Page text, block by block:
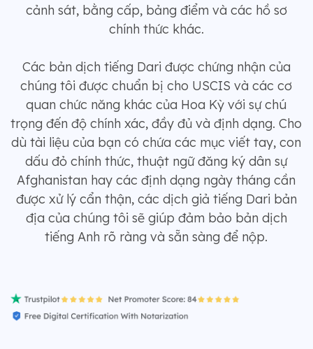
cảnh sát, bằng cấp, bảng điểm và các hồ sơ
chính thức khác.
Các bản dịch tiếng Dari được chứng nhận của
chúng tôi được chuẩn bị cho USCIS và các cơ
quan chức năng khác của Hoa Kỳ với sự chú
trọng đến độ chính xác, đầy đủ và định dạng. Cho
dù tài liệu của bạn có chứa các mục viết tay, con
dấu đỏ chính thức, thuật ngữ đăng ký dân sự
Afghanistan hay các định dạng ngày tháng cần
được xử lý cẩn thận, các dịch giả tiếng Dari bản
địa của chúng tôi sẽ giúp đảm bảo bản dịch
tiếng Anh rõ ràng và sẵn sàng để nộp.